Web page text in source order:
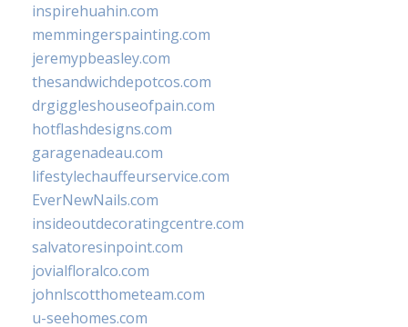
inspirehuahin.com
memmingerspainting.com
jeremypbeasley.com
thesandwichdepotcos.com
drgiggleshouseofpain.com
hotflashdesigns.com
garagenadeau.com
lifestylechauffeurservice.com
EverNewNails.com
insideoutdecoratingcentre.com
salvatoresinpoint.com
jovialfloralco.com
johnlscotthometeam.com
u-seehomes.com